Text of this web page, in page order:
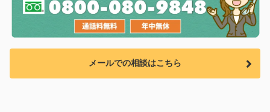
メールでの相談はこちら